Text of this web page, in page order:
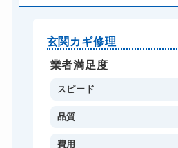
スーツケースカギ開け
スーツケースカギ作成
金庫カギ開け
金庫カギ修理
玄関カギ修理
業者満足度
スピード
品質
費用